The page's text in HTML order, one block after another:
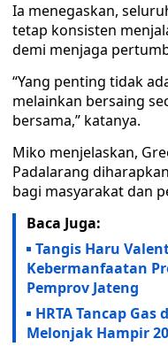
Ia menegaskan,
tetap konsisten
demi menjaga
“Yang penting tidak
melainkan bersaing
bersama,” katanya.
Miko menjelaskan,
Padalarang
bagi masyarakat dan
Baca Juga:
Tangis Haru
Kebermanfaatan
Pemprov Jateng
HRTA Tancap
Melonjak Hampir